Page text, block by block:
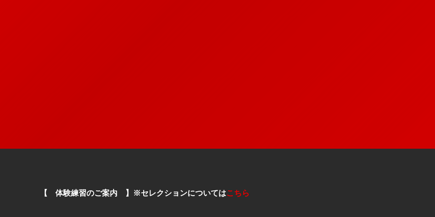
【 体験練習のご案内 】※セレクションについてはこちら